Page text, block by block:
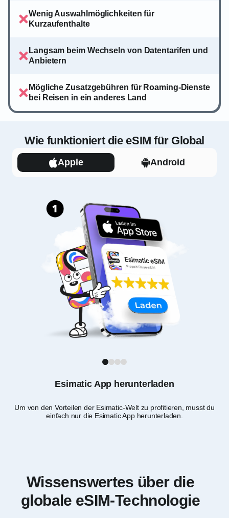
Wenig Auswahlmöglichkeiten für
Kurzaufenthalte
Langsam beim Wechseln von Datentarifen und
Anbietern
Mögliche Zusatzgebühren für Roaming-Dienste
bei Reisen in ein anderes Land
Wie funktioniert die eSIM für Global
Apple Android
Esimatic App herunterladen
Um von den Vorteilen der Esimatic-Welt zu profitieren, musst du
einfach nur die Esimatic App herunterladen.
1
Wissenswertes über die
globale eSIM-Technologie